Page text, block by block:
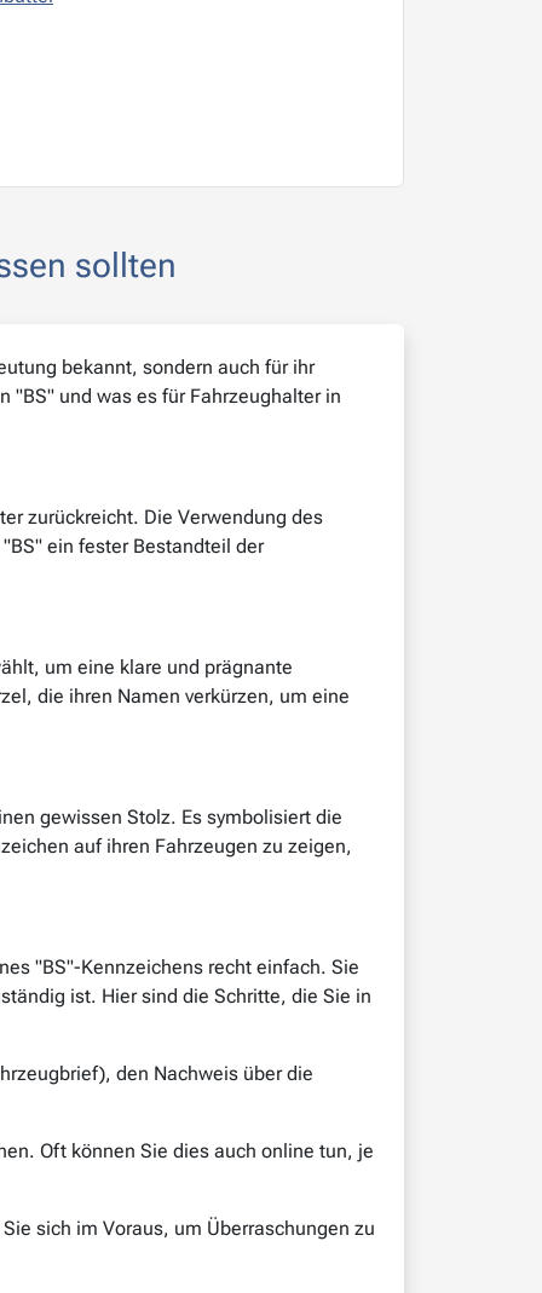
sollten
bekannt, sondern auch für ihr
"BS" und was es für Fahrzeughalter in
zurückreicht. Die Verwendung des
ein fester Bestandteil der
um eine klare und prägnante
die ihren Namen verkürzen, um eine
gewissen Stolz. Es symbolisiert die
auf ihren Fahrzeugen zu zeigen,
"BS"-Kennzeichens recht einfach. Sie
ist. Hier sind die Schritte, die Sie in
den Nachweis über die
Oft können Sie dies auch online tun, je
sich im Voraus, um Überraschungen zu